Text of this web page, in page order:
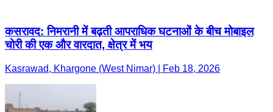
कसरावद: निमरानी में बढ़ती आपराधिक घटनाओं के बीच मोबाइल
चोरी की एक और वारदात, क्षेत्र में भय
Kasrawad, Khargone (West Nimar) | Feb 18, 2026